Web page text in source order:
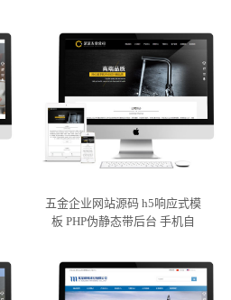
五金企业网站源码 h5响应式模
板 PHP伪静态带后台 手机自